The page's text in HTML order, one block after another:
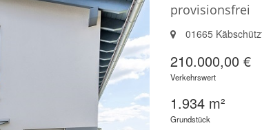
provisionsfrei
01665
210.000,00 €
Verkehrswert
1.934 m²
Grundstück